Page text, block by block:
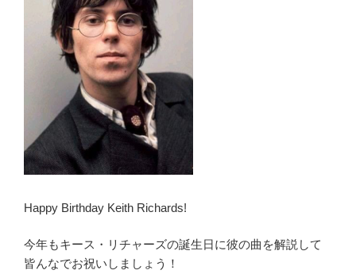
Happy Birthday Keith Richards!
今年もキース・リチャーズの誕生日に彼の曲を解説して
皆んなでお祝いしましょう！